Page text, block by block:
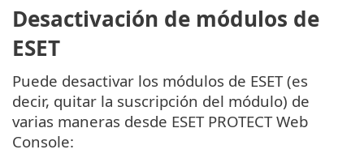
Desactivación de módulos de
ESET
Puede desactivar los módulos de ESET (es
decir, quitar la suscripción del módulo) de
varias maneras desde ESET PROTECT Web
Console: